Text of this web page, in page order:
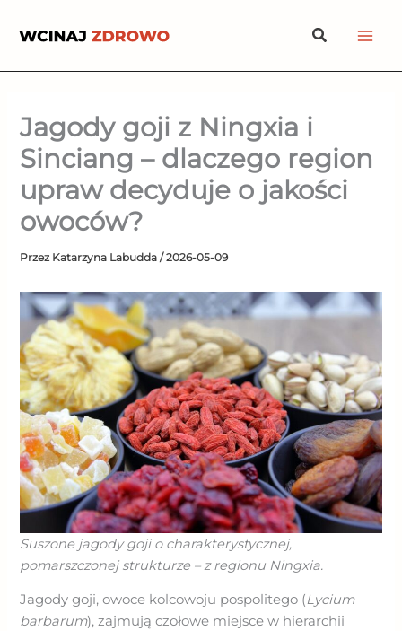
Szukaj
Jagody goji z Ningxia i
Sinciang – dlaczego region
upraw decyduje o jakości
owoców?
Przez Katarzyna Labudda/2026-05-09
Suszone jagody goji o charakterystycznej,
pomarszczonej strukturze – z regionu Ningxia.
Jagody goji, owoce kolcowoju pospolitego (Lycium
barbarum), zajmują czołowe miejsce w hierarchii